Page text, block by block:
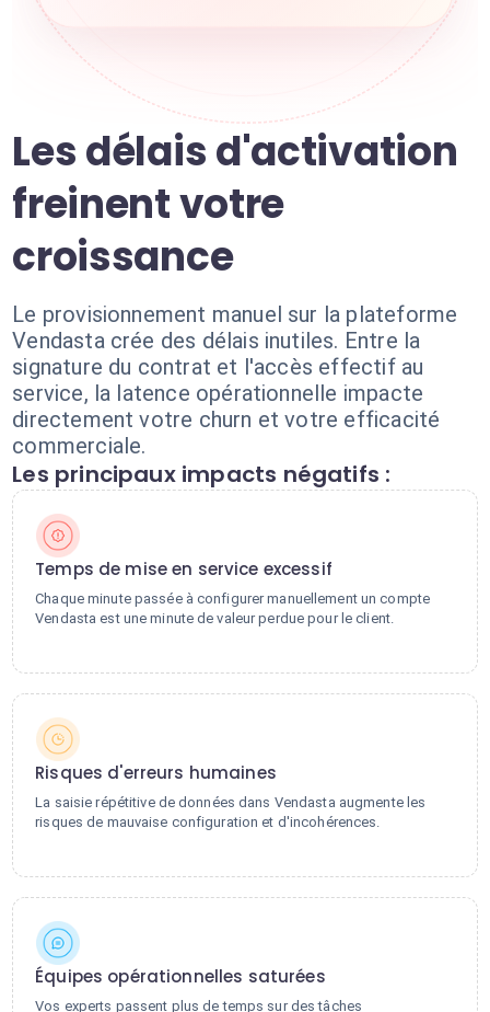
Les délais d'activation
freinent votre
croissance
Le provisionnement manuel sur la plateforme
Vendasta crée des délais inutiles. Entre la
signature du contrat et l'accès effectif au
service, la latence opérationnelle impacte
directement votre churn et votre efficacité
commerciale.
Les principaux impacts négatifs :
Temps de mise en service excessif
Chaque minute passée à configurer manuellement un compte
Vendasta est une minute de valeur perdue pour le client.
Risques d'erreurs humaines
La saisie répétitive de données dans Vendasta augmente les
risques de mauvaise configuration et d'incohérences.
Équipes opérationnelles saturées
Vos experts passent plus de temps sur des tâches